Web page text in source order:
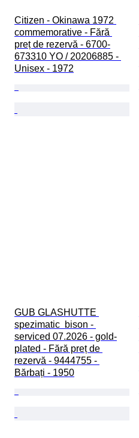
Citizen - Okinawa 1972
commemorative - Fără
preț de rezervă - 6700-
673310 YO / 20206885 -
Unisex - 1972
GUB GLASHUTTE
spezimatic  bison -
serviced 07.2026 - gold-
plated - Fără preț de
rezervă - 9444755 -
Bărbați - 1950